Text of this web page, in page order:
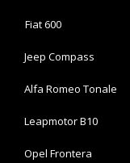
Fiat 600
Jeep Compass
Alfa Romeo Tonale
Leapmotor B10
Opel Frontera